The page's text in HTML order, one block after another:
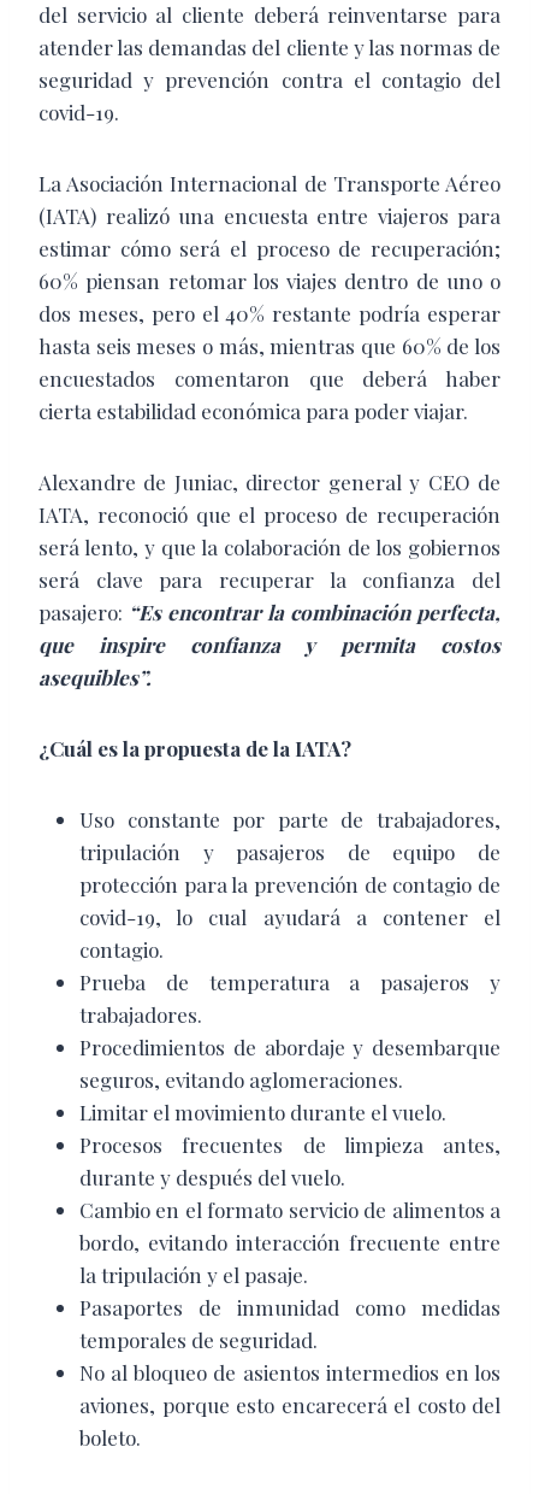
del servicio al cliente deberá reinventarse para
atender las demandas del cliente y las normas de
seguridad y prevención contra el contagio del
covid-19.
La Asociación Internacional de Transporte Aéreo
(IATA) realizó una encuesta entre viajeros para
estimar cómo será el proceso de recuperación;
60% piensan retomar los viajes dentro de uno o
dos meses, pero el 40% restante podría esperar
hasta seis meses o más, mientras que 60% de los
encuestados comentaron que deberá haber
cierta estabilidad económica para poder viajar.
Alexandre de Juniac, director general y CEO de
IATA, reconoció que el proceso de recuperación
será lento, y que la colaboración de los gobiernos
será clave para recuperar la confianza del
pasajero: “Es encontrar la combinación perfecta,
que inspire confianza y permita costos
asequibles”.
¿Cuál es la propuesta de la IATA?
Uso constante por parte de trabajadores,
tripulación y pasajeros de equipo de
protección para la prevención de contagio de
covid-19, lo cual ayudará a contener el
contagio.
Prueba de temperatura a pasajeros y
trabajadores.
Procedimientos de abordaje y desembarque
seguros, evitando aglomeraciones.
Limitar el movimiento durante el vuelo.
Procesos frecuentes de limpieza antes,
durante y después del vuelo.
Cambio en el formato servicio de alimentos a
bordo, evitando interacción frecuente entre
la tripulación y el pasaje.
Pasaportes de inmunidad como medidas
temporales de seguridad.
No al bloqueo de asientos intermedios en los
aviones, porque esto encarecerá el costo del
boleto.